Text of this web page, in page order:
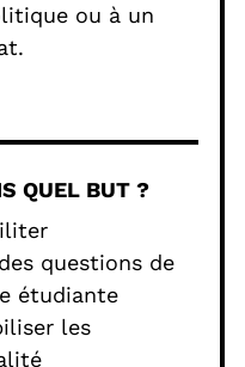
ou à un
QUEL BUT ?
questions de
étudiante
les